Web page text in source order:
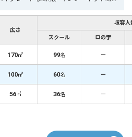
広さ
収容人
スクール ロの字
170㎡ 99名 －
100㎡ 60名 －
56㎡ 36名 －